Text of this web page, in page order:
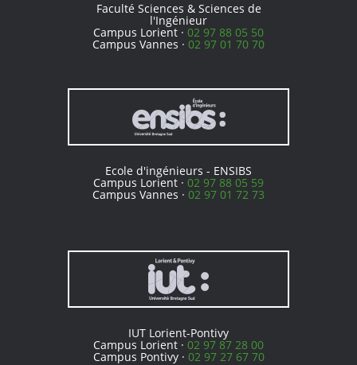
Faculté Sciences & Sciences de
l'Ingénieur
Campus Lorient · 02 97 88 05 50
Campus Vannes · 02 97 01 70 70
Ecole d'ingénieurs - ENSIBS
Campus Lorient · 02 97 88 05 59
Campus Vannes · 02 97 01 72 73
IUT Lorient-Pontivy
Campus Lorient · 02 97 87 28 00
Campus Pontivy · 02 97 27 67 70